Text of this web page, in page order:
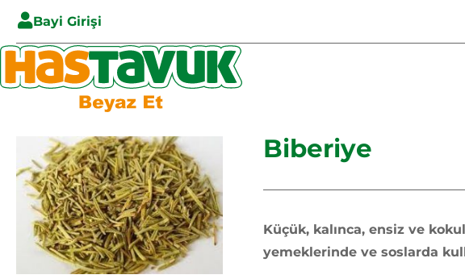
Bayi Girişi
Biberiye
Küçük, kalınca, ensiz ve
yemeklerinde ve soslarda